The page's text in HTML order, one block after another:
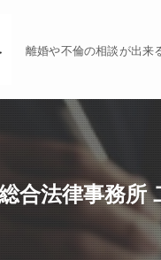
離婚や不倫の相談が出来
合法律事務所